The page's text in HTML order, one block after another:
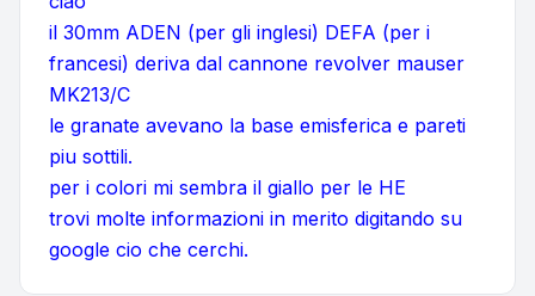
il 30mm ADEN (per gli inglesi) DEFA (per i
francesi) deriva dal cannone revolver mauser
MK213/C
le granate avevano la base emisferica e pareti
piu sottili.
per i colori mi sembra il giallo per le HE
trovi molte informazioni in merito digitando su
google cio che cerchi.